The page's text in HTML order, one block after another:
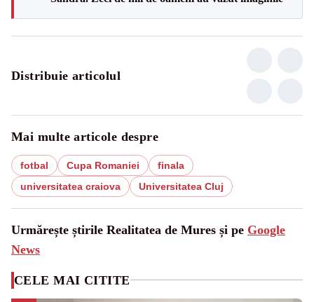
Distribuie articolul
Mai multe articole despre
fotbal Cupa Romaniei
finala
universitatea craiova
Universitatea Cluj
Urmărește știrile Realitatea de Mures și pe Google
News
CELE MAI CITITE